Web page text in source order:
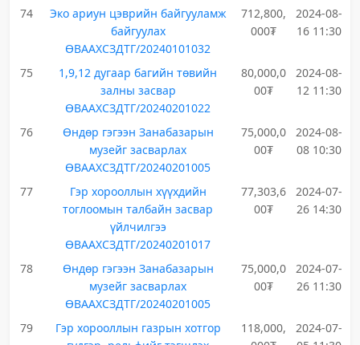
74
Эко ариун цэврийн байгууламж
байгуулах
ӨВААХСЗДТГ/20240101032
712,800,
000₮
2024-08-
16 11:30
75
1,9,12 дугаар багийн төвийн
залны засвар
ӨВААХСЗДТГ/20240201022
80,000,0
00₮
2024-08-
12 11:30
76
Өндөр гэгээн Занабазарын
музейг засварлах
ӨВААХСЗДТГ/20240201005
75,000,0
00₮
2024-08-
08 10:30
77
Гэр хорооллын хүүхдийн
тоглоомын талбайн засвар
үйлчилгээ
ӨВААХСЗДТГ/20240201017
77,303,6
00₮
2024-07-
26 14:30
78
Өндөр гэгээн Занабазарын
музейг засварлах
ӨВААХСЗДТГ/20240201005
75,000,0
00₮
2024-07-
26 11:30
79
Гэр хорооллын газрын хотгор
118,000,
2024-07-